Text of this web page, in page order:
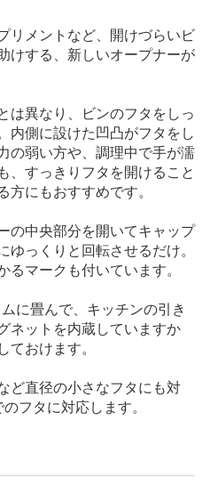
リメントなど、開けづらいビ
けする、新しいオープナーが
は異なり、ビンのフタをしっ
内側に設けた凹凸がフタをし
の弱い方や、調理中で手が濡
、すっきりフタを開けること
方にもおすすめです。
の中央部分を開いてキャップ
ゆっくりと回転させるだけ。
るマークも付いています。
に畳んで、キッチンの引き
ネットを内蔵していますか
ておけます。
ど直径の小さなフタにも対
フタに対応します。